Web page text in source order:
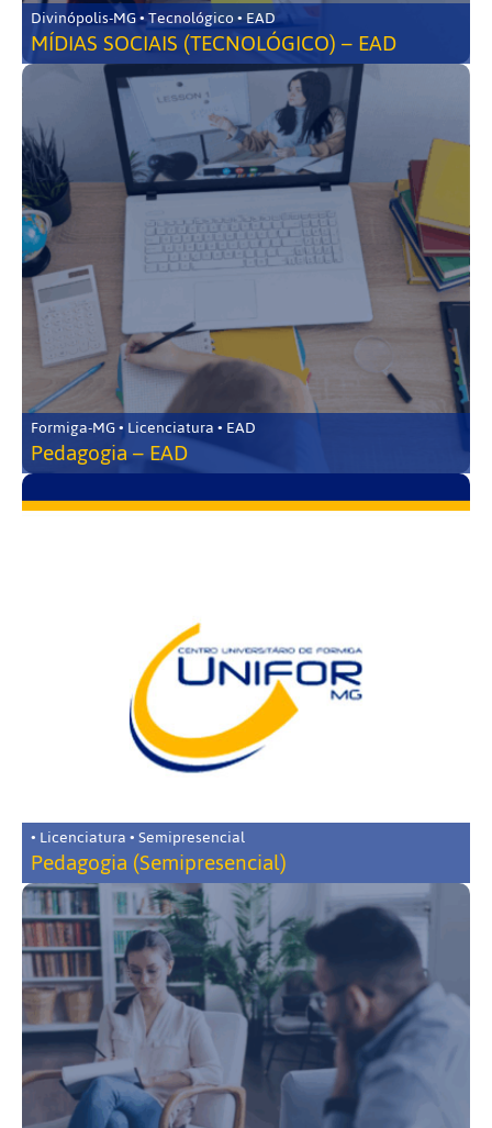
Divinópolis-MG • Tecnológico • EAD
MÍDIAS SOCIAIS (TECNOLÓGICO) – EAD
Formiga-MG • Licenciatura • EAD
Pedagogia – EAD
• Licenciatura • Semipresencial
Pedagogia (Semipresencial)